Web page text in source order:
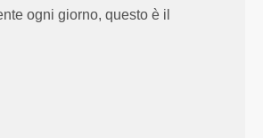
ogni giorno, questo è il